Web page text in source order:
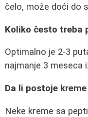
čelo, može doći do
Koliko često treba
Optimalno je 2-3
najmanje 3 meseca
Da li postoje
Neke kreme sa